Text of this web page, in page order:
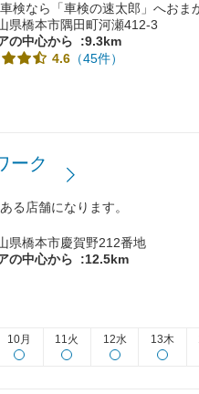
検なら「車検の速太郎」へおま
県橋本市隅田町河瀬412-3
の中心から
:9.3km
4.6 （45件）
ーク
る店舗になります。
県橋本市慶賀野212番地
の中心から
:12.5km
10月 11火 12水 13木